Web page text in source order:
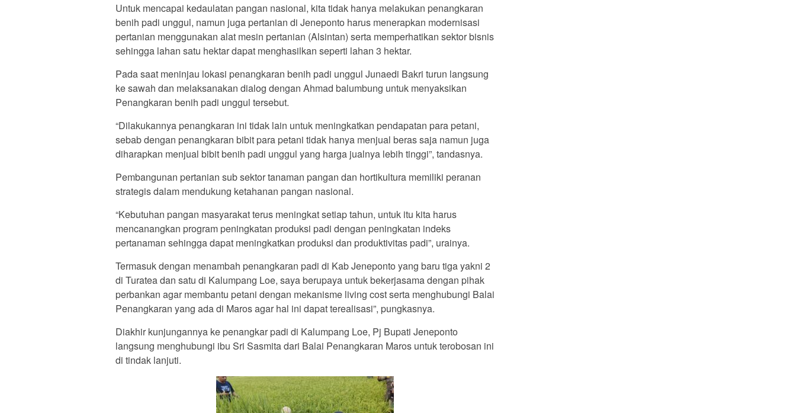
Untuk mencapai kedaulatan pangan nasional, kita tidak hanya melakukan penangkaran
benih padi unggul, namun juga pertanian di Jeneponto harus menerapkan modernisasi
pertanian menggunakan alat mesin pertanian (Alsintan) serta memperhatikan sektor bisnis
sehingga lahan satu hektar dapat menghasilkan seperti lahan 3 hektar.
Pada saat meninjau lokasi penangkaran benih padi unggul Junaedi Bakri turun langsung
ke sawah dan melaksanakan dialog dengan Ahmad balumbung untuk menyaksikan
Penangkaran benih padi unggul tersebut.
“Dilakukannya penangkaran ini tidak lain untuk meningkatkan pendapatan para petani,
sebab dengan penangkaran bibit para petani tidak hanya menjual beras saja namun juga
diharapkan menjual bibit benih padi unggul yang harga jualnya lebih tinggi”, tandasnya.
Pembangunan pertanian sub sektor tanaman pangan dan hortikultura memiliki peranan
strategis dalam mendukung ketahanan pangan nasional.
“Kebutuhan pangan masyarakat terus meningkat setiap tahun, untuk itu kita harus
mencanangkan program peningkatan produksi padi dengan peningkatan indeks
pertanaman sehingga dapat meningkatkan produksi dan produktivitas padi”, urainya.
Termasuk dengan menambah penangkaran padi di Kab Jeneponto yang baru tiga yakni 2
di Turatea dan satu di Kalumpang Loe, saya berupaya untuk bekerjasama dengan pihak
perbankan agar membantu petani dengan mekanisme living cost serta menghubungi Balai
Penangkaran yang ada di Maros agar hal ini dapat terealisasi”, pungkasnya.
Diakhir kunjungannya ke penangkar padi di Kalumpang Loe, Pj Bupati Jeneponto
langsung menghubungi ibu Sri Sasmita dari Balai Penangkaran Maros untuk terobosan ini
di tindak lanjuti.